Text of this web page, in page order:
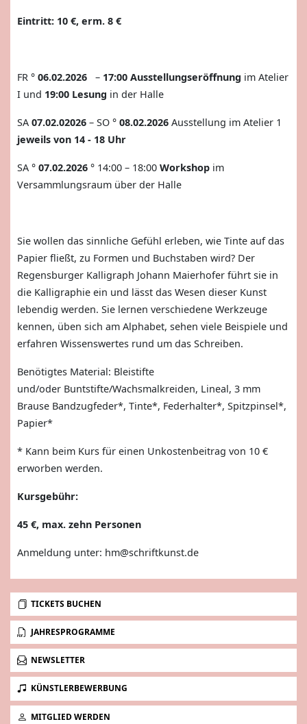
Eintritt: 10 €, erm. 8 €
FR ° 06.02.2026 – 17:00 Ausstellungseröffnung im Atelier
I und 19:00 Lesung in der Halle
SA 07.02.02026 – SO ° 08.02.2026 Ausstellung im Atelier 1
jeweils von 14 - 18 Uhr
SA ° 07.02.2026 ° 14:00 – 18:00 Workshop im
Versammlungsraum über der Halle
Sie wollen das sinnliche Gefühl erleben, wie Tinte auf das
Papier fließt, zu Formen und Buchstaben wird? Der
Regensburger Kalligraph Johann Maierhofer führt sie in
die Kalligraphie ein und lässt das Wesen dieser Kunst
lebendig werden. Sie lernen verschiedene Werkzeuge
kennen, üben sich am Alphabet, sehen viele Beispiele und
erfahren Wissenswertes rund um das Schreiben.
Benötigtes Material: Bleistifte
und/oder Buntstifte/Wachsmalkreiden, Lineal, 3 mm
Brause Bandzugfeder*, Tinte*, Federhalter*, Spitzpinsel*,
Papier*
* Kann beim Kurs für einen Unkostenbeitrag von 10 €
erworben werden.
Kursgebühr:
45 €, max. zehn Personen
Anmeldung unter: hm@schriftkunst.de
TICKETS BUCHEN
JAHRESPROGRAMME
NEWSLETTER
KÜNSTLERBEWERBUNG
MITGLIED WERDEN